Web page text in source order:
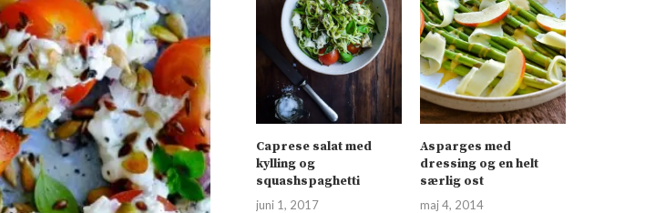
Caprese salat med
kylling og
squashspaghetti
juni 1, 2017
Asparges med
dressing og en helt
særlig ost
maj 4, 2014